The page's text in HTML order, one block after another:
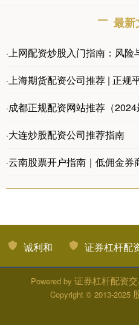
最新
·上网配资炒股入门指南：风险
·上海期货配资公司推荐 | 正规
·成都正规配资网站推荐（2024
·大连炒股配资公司推荐指南
·云南股票开户指南｜低佣金券
诚利和 证券杠杆配
Powered by 证券杠杆配资
Copyright © 2013-2025